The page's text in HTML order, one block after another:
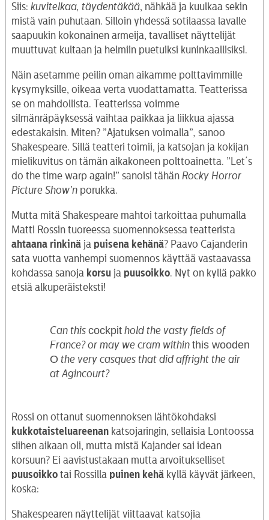
Siis: kuvitelkaa, täydentäkää, nähkää ja kuulkaa sekin
mistä vain puhutaan. Silloin yhdessä sotilaassa lavalle
saapuukin kokonainen armeija, tavalliset näyttelijät
muuttuvat kultaan ja helmiin puetuiksi kuninkaallisiksi.
Näin asetamme peilin oman aikamme polttavimmille
kysymyksille, oikeaa verta vuodattamatta. Teatterissa
se on mahdollista. Teatterissa voimme
silmänräpäyksessä vaihtaa paikkaa ja liikkua ajassa
edestakaisin. Miten? ”Ajatuksen voimalla”, sanoo
Shakespeare. Sillä teatteri toimii, ja katsojan ja kokijan
mielikuvitus on tämän aikakoneen polttoainetta. ”Let´s
do the time warp again!” sanoisi tähän Rocky Horror
Picture Show’n porukka.
Mutta mitä Shakespeare mahtoi tarkoittaa puhumalla
Matti Rossin tuoreessa suomennoksessa teatterista
ahtaana rinkinä ja puisena kehänä? Paavo Cajanderin
sata vuotta vanhempi suomennos käyttää vastaavassa
kohdassa sanoja korsu ja puusoikko. Nyt on kyllä pakko
etsiä alkuperäisteksti!
Can this cockpit hold the vasty fields of
France? or may we cram within this wooden
O the very casques that did affright the air
at Agincourt?
Rossi on ottanut suomennoksen lähtökohdaksi
kukkotaisteluareenan katsojaringin, sellaisia Lontoossa
siihen aikaan oli, mutta mistä Kajander sai idean
korsuun? Ei aavistustakaan mutta arvoitukselliset
puusoikko tai Rossilla puinen kehä kyllä käyvät järkeen,
koska:
Shakespearen näyttelijät viittaavat katsojia